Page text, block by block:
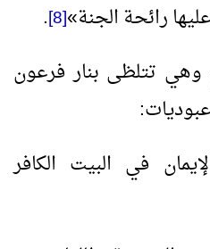
رائحة الجنة»
[8]
.
تتلظى بنار فرعون
في البيت الكافر